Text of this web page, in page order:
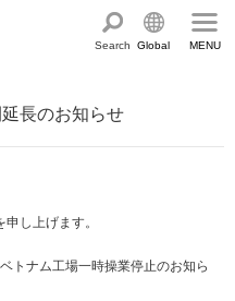
Search Global MENU
長のお知らせ
し上げます。
トナム工場一時操業停止のお知ら